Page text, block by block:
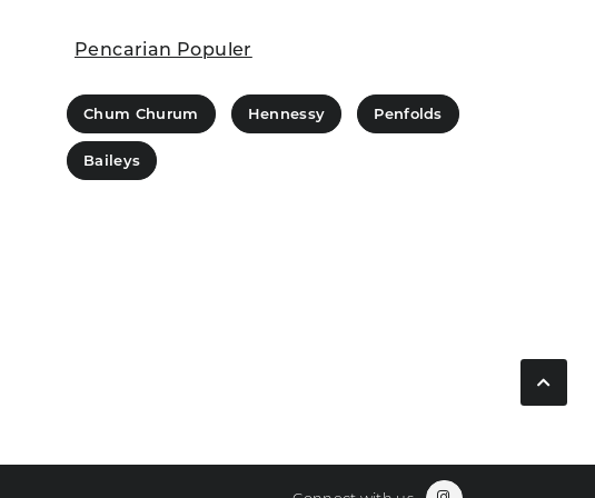
Pencarian Populer
Chum Churum Hennessy Penfolds
Baileys